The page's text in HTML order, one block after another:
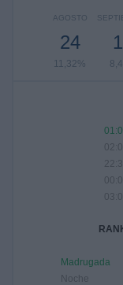
AGOSTO
24
11,32%
02:00
22:30
03:00
Madrugada
Noche